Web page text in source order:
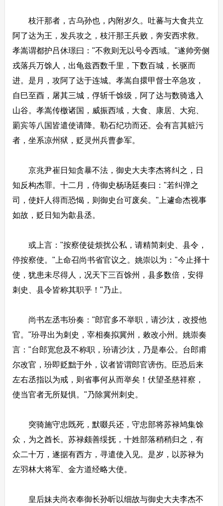
枝汗那者，古乌孙也，内附岁久。吐蕃与大食共立
阿了达为王，发兵攻之，枝汗那王兵败，奔安西求救。
孝嵩谓都护吕休璟曰："不救则无以号令西域。"遂帅旁侧
戎落兵万馀人，出龟兹西数千里，下数百城，长驱而
进。是月，攻阿了达于连城。孝嵩自擐甲督士卒急攻，
自巳至酉，屠其三城，俘斩千馀级，阿了达与数骑逃入
山谷。孝嵩传檄诸国，威振西域，大食、康居、大宛、
罽宾等八国皆遣使请降。勒石纪功而还。会有言其赃污
者，坐系凉州狱，贬灵州兵曹参军。
京兆尹崔日知贪暴不法，御史大夫李杰将纠之，日
知反构杰罪。十二月，侍御史杨玚廷奏曰："若纠弹之
司，使奸人得而恐愒，则御史台可废矣。"上遽命杰视事
如故，贬日知为歙县丞。
或上言："按察使徒烦扰公私，请精简刺史、县令，
停按察使。"上命召尚书省官议之。姚崇以为："今止择十
使，犹患未尽得人，况天下三百馀州，县多数倍，安得
刺史、县令皆称其职乎！"乃止。
尚书左丞韦玢奏："郎官多不举职，请沙汰，改授他
官。"玢寻出为刺史，宰相奏拟冀州，敕改小州。姚崇奏
言："台郎宽怠及不称职，玢请沙汰，乃是奉公。台郎甫
尔改官，玢即贬黜于外，议者皆谓郎官谤伤。臣恐后来
左右丞指以为戒，则省事何从而举矣！伏望圣慈祥察，
使当官者无所疑惧。"乃除冀州刺史。
突骑施守忠既死，默啜兵还，守忠部将苏禄鸠集馀
众，为之酋长。苏禄颇善绥抚，十姓部落稍稍归之，有
众二十万，遂据有西方，寻遣使入见。是岁，以苏禄为
左羽林大将军、金方道经略大使。
皇后妹夫尚衣奉御长孙昕以细故与御史大夫李杰不